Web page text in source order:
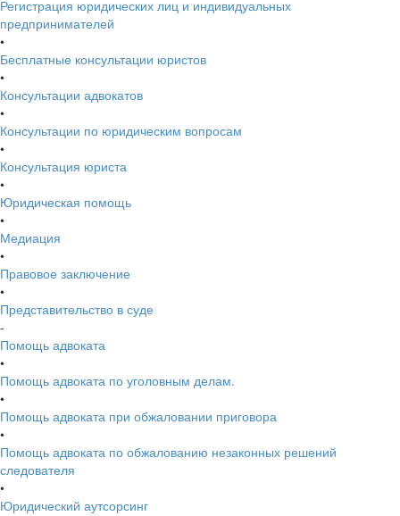
Регистрация юридических лиц и индивидуальных
предпринимателей
•
Бесплатные консультации юристов
•
Консультации адвокатов
•
Консультации по юридическим вопросам
•
Консультация юриста
•
Юридическая помощь
•
Медиация
•
Правовое заключение
•
Представительство в суде
-
Помощь адвоката
•
Помощь адвоката по уголовным делам.
•
Помощь адвоката при обжаловании приговора
•
Помощь адвоката по обжалованию незаконных решений
следователя
•
Юридический аутсорсинг